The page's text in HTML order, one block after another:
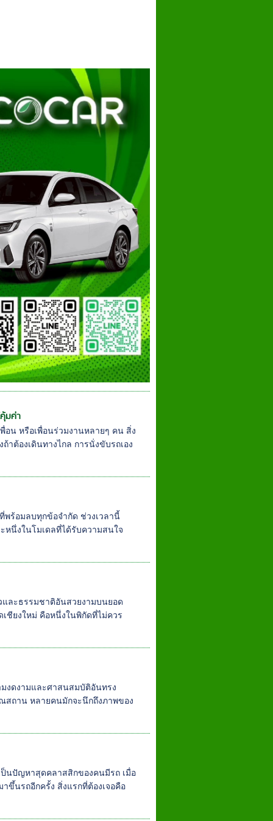
มค่า
อน หรือเพื่อนร่วมงานหลายๆ คน สิ่ง
ต้องเดินทางไกล การนั่งขับรถเอง
ที่พร้อมลบทุกข้อจำกัด ช่วงเวลานี้
หนึ่งในโมเดลที่ได้รับความสนใจ
ละธรรมชาติอันสวยงามบนยอด
เชียงใหม่ คือหนึ่งในพิกัดที่ไม่ควร
งดงามและศาสนสมบัติอันทรง
ถาน หลายคนมักจะนึกถึงภาพของ
ป็นปัญหาสุดคลาสสิกของคนมีรถ เมื่อ
ขึ้นรถอีกครั้ง สิ่งแรกที่ต้องเจอคือ